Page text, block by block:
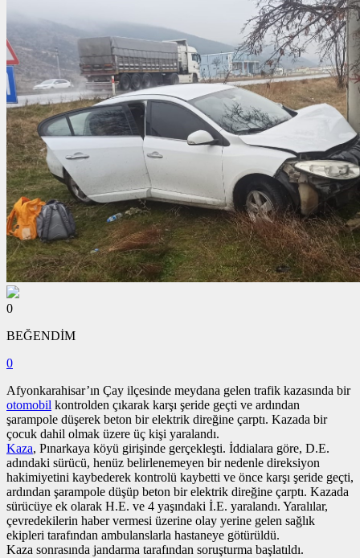
0
BEĞENDİM
0
Afyonkarahisar’ın Çay ilçesinde meydana gelen trafik kazasında bir
otomobil kontrolden çıkarak karşı şeride geçti ve ardından
şarampole düşerek beton bir elektrik direğine çarptı. Kazada bir
çocuk dahil olmak üzere üç kişi yaralandı.
Kaza, Pınarkaya köyü girişinde gerçekleşti. İddialara göre, D.E.
adındaki sürücü, henüz belirlenemeyen bir nedenle direksiyon
hakimiyetini kaybederek kontrolü kaybetti ve önce karşı şeride geçti,
ardından şarampole düşüp beton bir elektrik direğine çarptı. Kazada
sürücüye ek olarak H.E. ve 4 yaşındaki İ.E. yaralandı. Yaralılar,
çevredekilerin haber vermesi üzerine olay yerine gelen sağlık
ekipleri tarafından ambulanslarla hastaneye götürüldü.
Kaza sonrasında jandarma tarafından soruşturma başlatıldı.